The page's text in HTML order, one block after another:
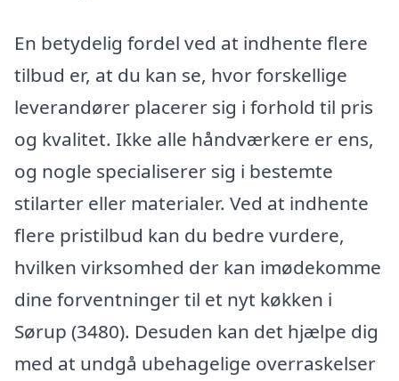
En betydelig fordel ved at indhente flere
tilbud er, at du kan se, hvor forskellige
leverandører placerer sig i forhold til pris
og kvalitet. Ikke alle håndværkere er ens,
og nogle specialiserer sig i bestemte
stilarter eller materialer. Ved at indhente
flere pristilbud kan du bedre vurdere,
hvilken virksomhed der kan imødekomme
dine forventninger til et nyt køkken i
Sørup (3480). Desuden kan det hjælpe dig
med at undgå ubehagelige overraskelser